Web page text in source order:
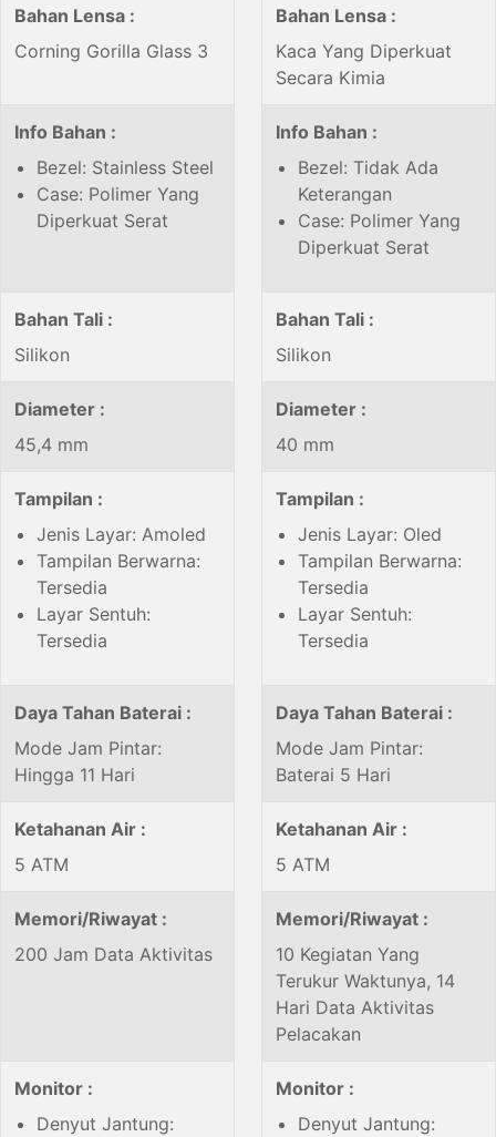
Bahan Lensa :
Corning Gorilla Glass 3
Bahan Lensa :
Kaca Yang Diperkuat
Secara Kimia
Info Bahan :
Bezel: Stainless Steel
Case: Polimer Yang
Diperkuat Serat
Info Bahan :
Bezel: Tidak Ada
Keterangan
Case: Polimer Yang
Diperkuat Serat
Bahan Tali :
Silikon
Bahan Tali :
Silikon
Diameter :
45,4 mm
Diameter :
40 mm
Tampilan :
Jenis Layar: Amoled
Tampilan Berwarna:
Tersedia
Layar Sentuh:
Tersedia
Tampilan :
Jenis Layar: Oled
Tampilan Berwarna:
Tersedia
Layar Sentuh:
Tersedia
Daya Tahan Baterai :
Mode Jam Pintar:
Hingga 11 Hari
Daya Tahan Baterai :
Mode Jam Pintar:
Baterai 5 Hari
Ketahanan Air :
5 ATM
Ketahanan Air :
5 ATM
Memori/Riwayat :
200 Jam Data Aktivitas
Memori/Riwayat :
10 Kegiatan Yang
Terukur Waktunya, 14
Hari Data Aktivitas
Pelacakan
Monitor :
Denyut Jantung:
Monitor :
Denyut Jantung: